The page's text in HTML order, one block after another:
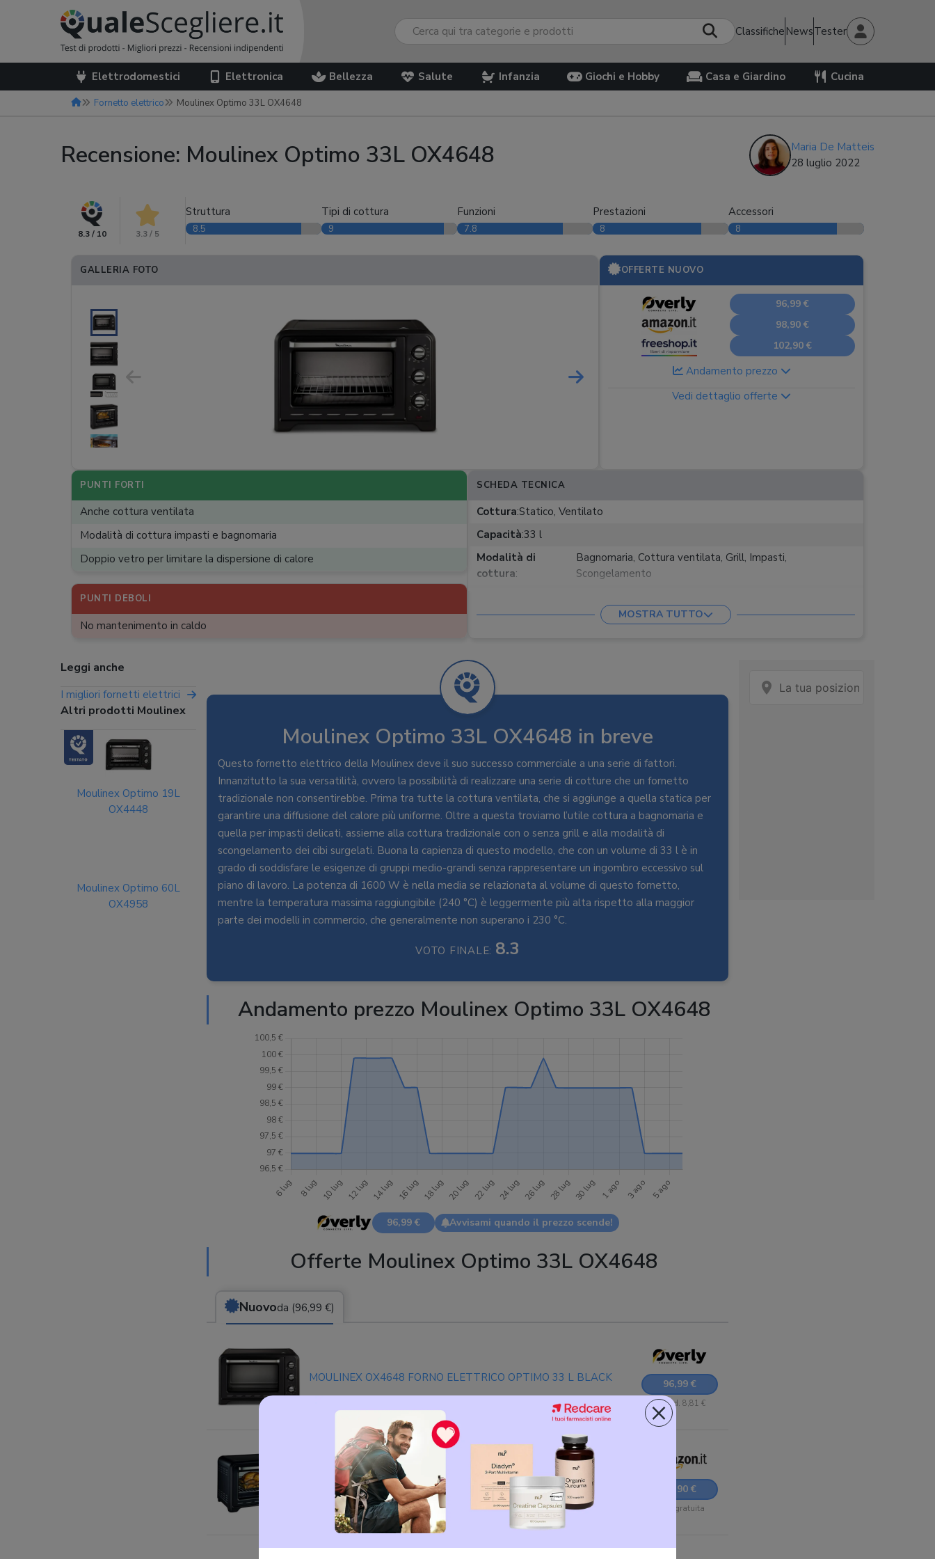
Classifiche NewsTester
Elettrodomestici Elettronica Bellezza Salute Infanzia Giochi e Hobby Casa e Giardino Cucina
Fornetto elettrico Moulinex Optimo 33L OX4648
Recensione: Moulinex Optimo 33L OX4648
Maria De Matteis
28 luglio 2022
8.3 / 10 3.3 / 5
Struttura
8.5
Tipi di cottura
9
Funzioni
7.8
Prestazioni
8
Accessori
8
GALLERIA FOTO OFFERTE NUOVO
96,99 €
98,90 €
102,90 €
Andamento prezzo
Vedi dettaglio offerte
SCHEDA TECNICA
Cottura:Statico, Ventilato
Capacità:33 l
Modalità di
cottura:
Bagnomaria, Cottura ventilata, Grill, Impasti,
Scongelamento
Timer:120 min
Temperatura massima
Wattaggio
Diametro interno
Dimensioni (A x L x P):33,4 x 53,6 x 37,7 cm
MOSTRA TUTTO
PUNTI FORTI
Anche cottura ventilata
Modalità di cottura impasti e bagnomaria
Doppio vetro per limitare la dispersione di calore
PUNTI DEBOLI
No mantenimento in caldo
Moulinex Optimo 33L OX4648 in breve
Questo fornetto elettrico della Moulinex deve il suo successo commerciale a una serie di fattori.
Innanzitutto la sua versatilità, ovvero la possibilità di realizzare una serie di cotture che un fornetto
tradizionale non consentirebbe. Prima tra tutte la cottura ventilata, che si aggiunge a quella statica per
garantire una diffusione del calore più uniforme. Oltre a questa troviamo l’utile cottura a bagnomaria e
quella per impasti delicati, assieme alla cottura tradizionale con o senza grill e alla modalità di
scongelamento dei cibi surgelati. Buona la capienza di questo modello, che con un volume di 33 l è in
grado di soddisfare le esigenze di gruppi medio-grandi senza rappresentare un ingombro eccessivo sul
piano di lavoro. La potenza di 1600 W è nella media se relazionata al volume di questo fornetto,
mentre la temperatura massima raggiungibile (240 °C) è leggermente più alta rispetto alla maggior
parte dei modelli in commercio, che generalmente non superano i 230 °C.
VOTO FINALE: 8.3
Andamento prezzo Moulinex Optimo 33L OX4648
96,99 € Avvisami quando il prezzo scende!
Offerte Moulinex Optimo 33L OX4648
Nuovoda (96,99 €)
MOULINEX OX4648 FORNO ELETTRICO OPTIMO 33 L BLACK 96,99 €
+ Sped. 8,81 €
Moulinex OX464810 Optimo Fornetto Elettrico, 6 Modalità di
Cottura, Temperatura fino a 240°C , Capacità di 33 L, Timer fino a 2
Ore, Nero
98,90 €
Sped. gratuita
Leggi anche
I migliori fornetti elettrici
Altri prodotti Moulinex
Moulinex Optimo 19L
OX4448
Moulinex Optimo 60L
OX4958
×